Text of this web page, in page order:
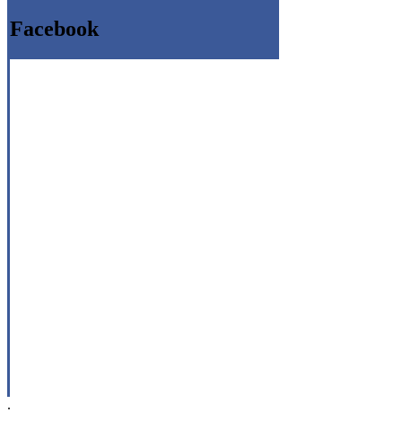
Facebook
.